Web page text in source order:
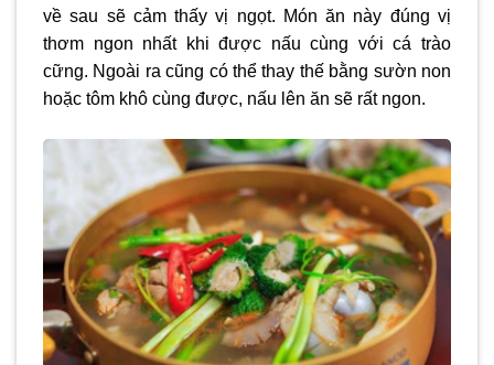
về sau sẽ cảm thấy vị ngọt. Món ăn này đúng vị
thơm ngon nhất khi được nấu cùng với cá trào
cững. Ngoài ra cũng có thể thay thế bằng sườn non
hoặc tôm khô cùng được, nấu lên ăn sẽ rất ngon.